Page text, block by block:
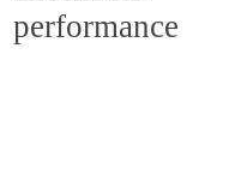
performance